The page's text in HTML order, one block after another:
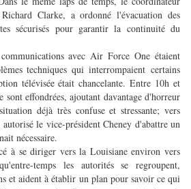
Clarke, a ordonné l'évacuation des
sécurisés pour garantir la continuité du
avec Air Force One étaient
techniques qui interrompaient certains
télévisée était chancelante. Entre 10h et
sont effondrées, ajoutant davantage d'horreur
déjà très confuse et stressante; vers
le vice-président Cheney d'abattre un
nécessaire.
à se diriger vers la Louisiane environ vers
temps les autorités se regroupent,
et aident à établir un plan pour savoir ce qui